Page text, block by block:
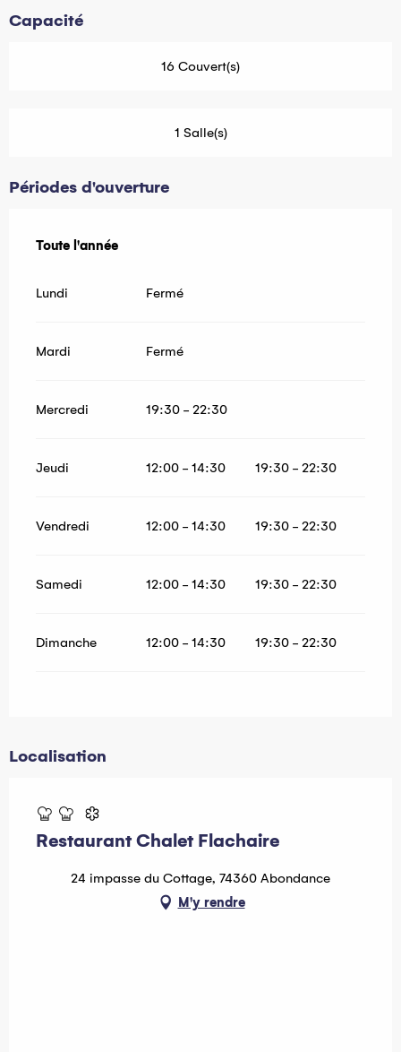
Capacité
16 Couvert(s)
1 Salle(s)
Périodes d'ouverture
Toute l'année
Toute l'année
Lundi Fermé
Mardi Fermé
Mercredi 19:30 - 22:30
Jeudi 12:00 - 14:30 19:30 - 22:30
Vendredi 12:00 - 14:30 19:30 - 22:30
Samedi 12:00 - 14:30 19:30 - 22:30
Dimanche 12:00 - 14:30 19:30 - 22:30
Localisation
Restaurant Chalet Flachaire
24 impasse du Cottage, 74360 Abondance
M'y rendre